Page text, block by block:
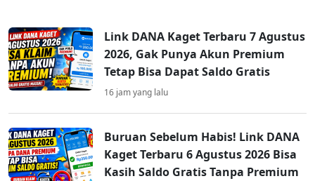
Link DANA Kaget Terbaru 7 Agustus
2026, Gak Punya Akun Premium
Tetap Bisa Dapat Saldo Gratis
16 jam yang lalu
Buruan Sebelum Habis! Link DANA
Kaget Terbaru 6 Agustus 2026 Bisa
Kasih Saldo Gratis Tanpa Premium